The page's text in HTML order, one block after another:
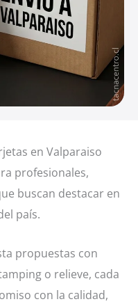
en Valparaiso
profesionales,
buscan destacar en
país.
propuestas con
o relieve, cada
con la calidad,